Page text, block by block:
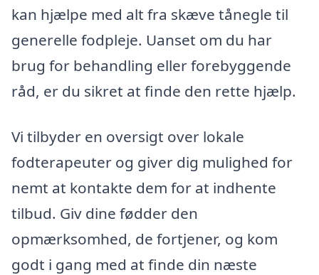
kan hjælpe med alt fra skæve tånegle til
generelle fodpleje. Uanset om du har
brug for behandling eller forebyggende
råd, er du sikret at finde den rette hjælp.
Vi tilbyder en oversigt over lokale
fodterapeuter og giver dig mulighed for
nemt at kontakte dem for at indhente
tilbud. Giv dine fødder den
opmærksomhed, de fortjener, og kom
godt i gang med at finde din næste